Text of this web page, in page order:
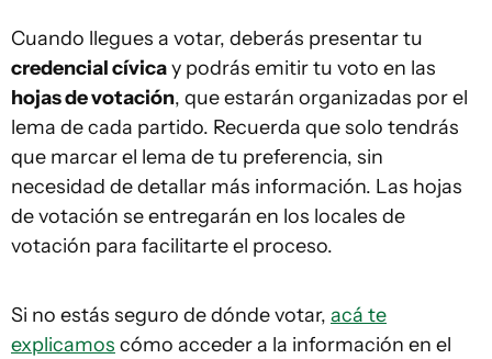
Cuando llegues a votar, deberás presentar tu
credencial cívicay podrás emitir tu voto en las
hojas de votación, que estarán organizadas por el
lema de cada partido. Recuerda que solo tendrás
que marcar el lema de tu preferencia, sin
necesidad de detallar más información. Las hojas
de votación se entregarán en los locales de
votación para facilitarte el proceso.
Si no estás seguro de dónde votar, acá te
explicamos cómo acceder a la información en el